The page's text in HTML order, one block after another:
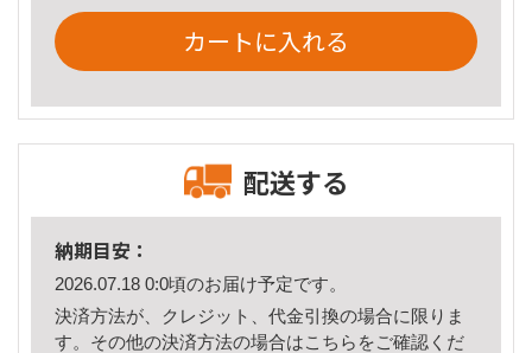
カートに入れる
配送する
納期目安：
2026.07.18 0:0頃のお届け予定です。
決済方法が、クレジット、代金引換の場合に限りま
す。その他の決済方法の場合はこちら をご確認くだ